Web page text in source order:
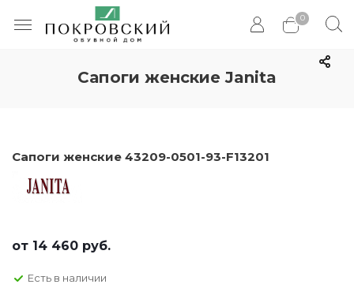
0
Сапоги женские Janita
Сапоги женские 43209-0501-93-F13201
от 14 460 руб.
Есть в наличии